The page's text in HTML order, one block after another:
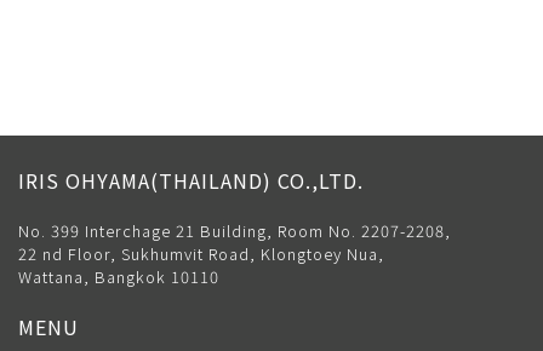
IRIS OHYAMA(THAILAND) CO.,LTD.
No. 399 Interchage 21 Building, Room No. 2207-2208,
22 nd Floor, Sukhumvit Road, Klongtoey Nua,
Wattana, Bangkok 10110
MENU